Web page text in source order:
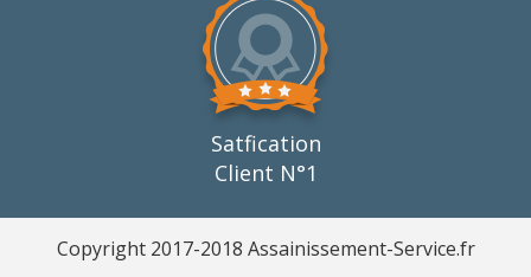
Satfication
Client N°1
Copyright 2017-2018 Assainissement-Service.fr